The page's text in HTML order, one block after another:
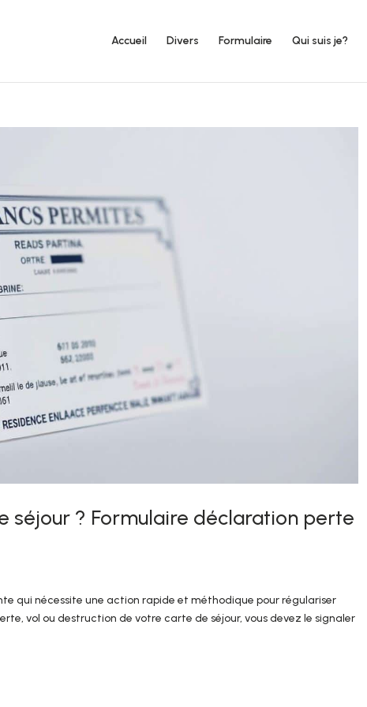
Accueil Divers Formulaire Qui suis je?
séjour ? Formulaire déclaration perte
qui nécessite une action rapide et méthodique pour régulariser
vol ou destruction de votre carte de séjour, vous devez le signaler